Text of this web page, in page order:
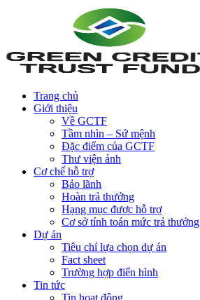
Trang chủ
Giới thiệu
Về GCTF
Tầm nhìn – Sứ mệnh
Đặc điểm của GCTF
Thư viện ảnh
Cơ chế hỗ trợ
Bảo lãnh
Hoàn trả thưởng
Hạng mục được hỗ trợ
Cơ sở tính toán mức trả thưởng
Dự án
Tiêu chí lựa chọn dự án
Fact sheet
Trường hợp điển hình
Tin tức
Tin hoạt động